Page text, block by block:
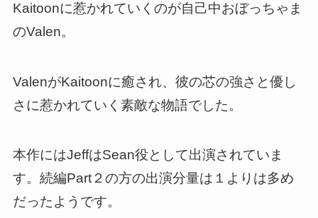
Kaitoonに惹かれていくのが自己中おぼっちゃま
のValen。
ValenがKaitoonに癒され、彼の芯の強さと優し
さに惹かれていく素敵な物語でした。
本作にはJeffはSean役として出演されていま
す。続編Part２の方の出演分量は１よりは多め
だったようです。